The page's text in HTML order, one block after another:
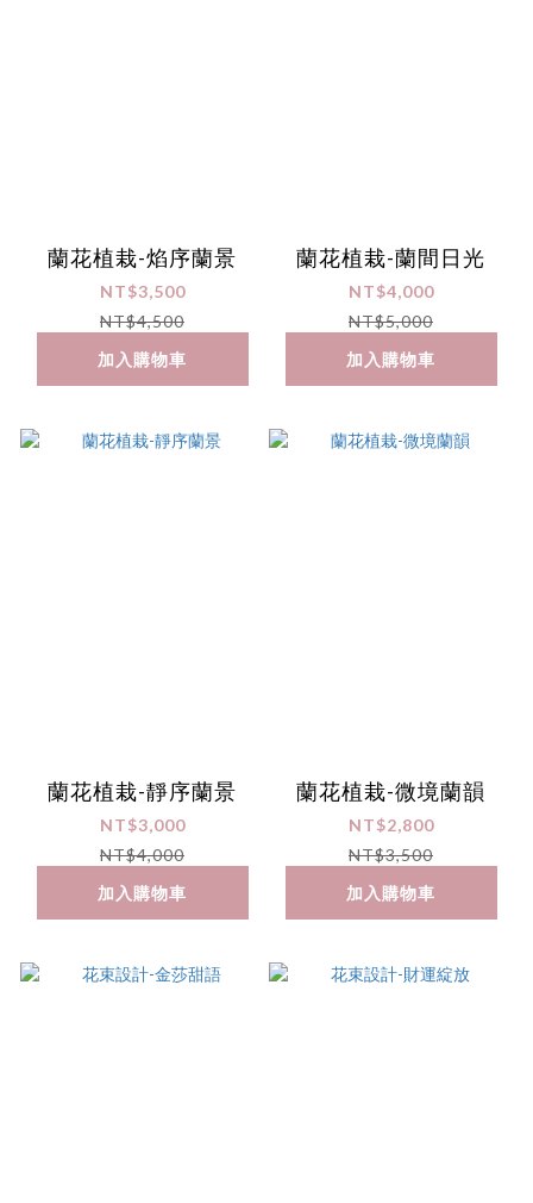
蘭花植栽-焰序蘭景
NT$3,500
NT$4,500
加入購物車
蘭花植栽-蘭間日光
NT$4,000
NT$5,000
加入購物車
蘭花植栽-靜序蘭景
NT$3,000
NT$4,000
加入購物車
蘭花植栽-微境蘭韻
NT$2,800
NT$3,500
加入購物車